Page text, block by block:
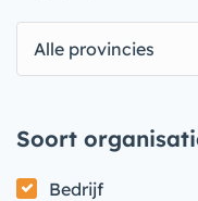
Alle provincies
Soort
Bedrijf